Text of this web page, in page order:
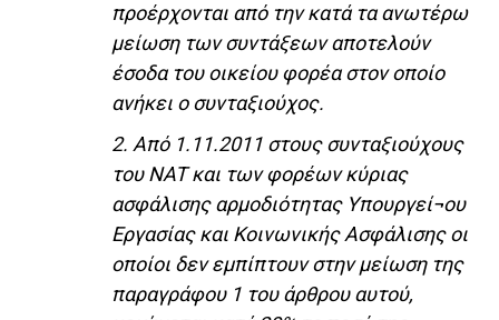
προέρχονται από την κατά τα ανωτέρω
μείωση των συντάξεων αποτελούν
έσοδα του οικείου φορέα στον οποίο
ανήκει ο συνταξιούχος.
2. Από 1.11.2011 στους συνταξιούχους
του NAT και των φορέων κύριας
ασφάλισης αρμοδιότητας Υπουργεί¬ου
Εργασίας και Κοινωνικής Ασφάλισης οι
οποίοι δεν εμπίπτουν στην μείωση της
παραγράφου 1 του άρθρου αυτού,